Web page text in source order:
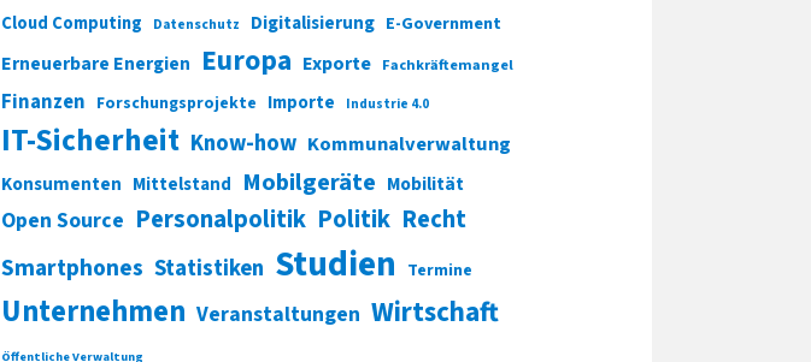
Cloud Computing Datenschutz Digitalisierung E-Government
Erneuerbare Energien Europa Exporte Fachkräftemangel
Finanzen Forschungsprojekte Importe Industrie 4.0
IT-Sicherheit Know-how Kommunalverwaltung
Konsumenten Mittelstand Mobilgeräte Mobilität
Open Source Personalpolitik Politik Recht
Smartphones Statistiken Studien Termine
Unternehmen Veranstaltungen Wirtschaft
Öffentliche Verwaltung